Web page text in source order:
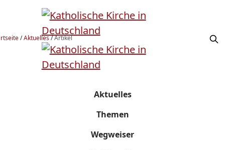
/Aktuelles/Artikel
Aktuelles
Themen
Wegweiser